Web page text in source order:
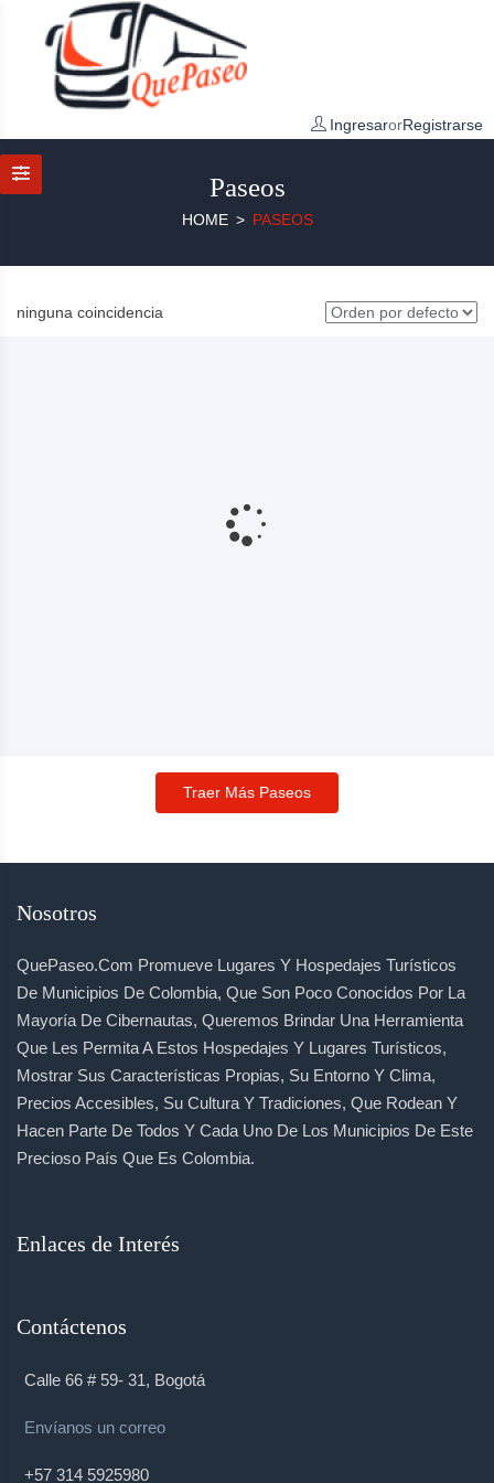
IngresarorRegistrarse
Paseos
HOME PASEOS
ninguna coincidencia
Traer Más Paseos
Nosotros
QuePaseo.com Promueve Lugares Y Hospedajes Turísticos
De Municipios De Colombia, Que Son Poco Conocidos Por La
Mayoría De Cibernautas, Queremos Brindar Una Herramienta
Que Les Permita A Estos Hospedajes Y Lugares Turísticos,
Mostrar Sus Características Propias, Su Entorno Y Clima,
Precios Accesibles, Su Cultura Y Tradiciones, Que Rodean Y
Hacen Parte De Todos Y Cada Uno De Los Municipios De Este
Precioso País Que Es Colombia.
Enlaces de Interés
Contáctenos
Calle 66 # 59- 31, Bogotá
Envíanos un correo
+57 314 5925980